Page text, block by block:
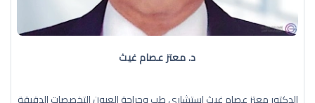
د. معتز عصام غيث